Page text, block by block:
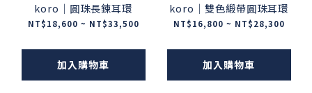
koro｜圓珠長鍊耳環
NT$18,600 ~ NT$33,500
加入購物車
koro｜雙色緞帶圓珠耳環
NT$16,800 ~ NT$28,300
加入購物車